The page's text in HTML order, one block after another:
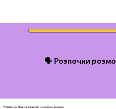
🗣️ Розпочни
💛 Швидко. Легко. І з ясністю в кожному рішенні.